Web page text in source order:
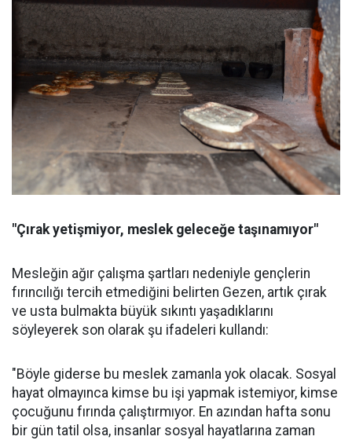
"Çırak yetişmiyor, meslek geleceğe taşınamıyor"
Mesleğin ağır çalışma şartları nedeniyle gençlerin
fırıncılığı tercih etmediğini belirten Gezen, artık çırak
ve usta bulmakta büyük sıkıntı yaşadıklarını
söyleyerek son olarak şu ifadeleri kullandı:
"Böyle giderse bu meslek zamanla yok olacak. Sosyal
hayat olmayınca kimse bu işi yapmak istemiyor, kimse
çocuğunu fırında çalıştırmıyor. En azından hafta sonu
bir gün tatil olsa, insanlar sosyal hayatlarına zaman